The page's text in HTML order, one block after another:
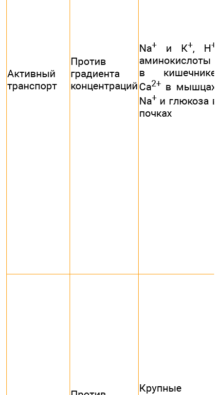
Активный
транспорт
Против
градиента
концентраций
Na+ и К+, Н+
аминокислоты
в кишечнике,
Са2+ в мышцах,
Na+ и глюкоза в
почках
Крупные